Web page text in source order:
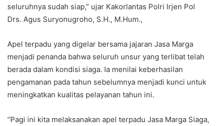
seluruhnya sudah siap,” ujar Kakorlantas Polri Irjen Pol
Drs. Agus Suryonugroho, S.H., M.Hum.,
Apel terpadu yang digelar bersama jajaran Jasa Marga
menjadi penanda bahwa seluruh unsur yang terlibat telah
berada dalam kondisi siaga. Ia menilai keberhasilan
pengamanan pada tahun sebelumnya menjadi kunci untuk
meningkatkan kualitas pelayanan tahun ini.
“Pagi ini kita melaksanakan apel terpadu Jasa Marga Siaga,